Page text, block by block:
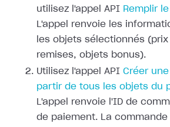
utilisez l'appel API Remplir
L'appel renvoie les
les objets sélectionnés
remises, objets bonus).
Utilisez l'appel API Créer
partir de tous les objets du
L'appel renvoie l'ID de
de paiement. La